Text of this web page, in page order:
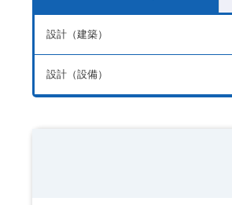
設計（建築）
設計（設備）